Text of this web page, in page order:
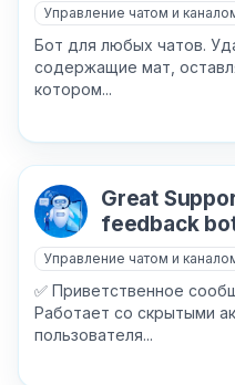
Управление чатом и
Бот для любых чатов.
содержащие мат,
котором...
Great
feedback
Управление чатом и
✅ Приветственное
Работает со скрытыми
пользователя...